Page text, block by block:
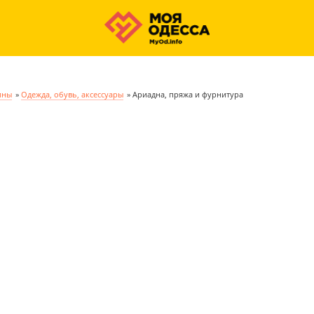
» Одежда, обувь, аксессуары » Ариадна, пряжа и фурнитура